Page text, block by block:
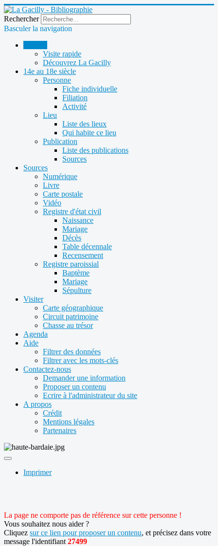
Rechercher
Basculer la navigation
Visite rapide
Découvrez La Gacilly
14e au 18e siècle
Personne
Fiche individuelle
Filiation
Activité
Lieu
Liste des lieux
Qui habite ce lieu
Publication
Liste des publications
Sources
Sources
Numérique
Livre
Carte postale
Vidéo
Registre d'état civil
Naissance
Mariage
Décès
Table décennale
Recensement
Registre paroissial
Baptème
Mariage
Sépulture
Visiter
Carte géographique
Circuit patrimoine
Chasse au trésor
Agenda
Aide
Filtrer des données
Filtrer avec les mots-clés
Contactez-nous
Demander une information
Proposer un contenu
Ecrire à l'administrateur du site
A propos
Crédit
Mentions légales
Partenaires
Imprimer
La page ne comporte pas de référence sur cette personne !
Vous souhaitez nous aider ?
Cliquez sur ce lien pour proposer un contenu, et précisez dans votre
message l'identifiant 27499